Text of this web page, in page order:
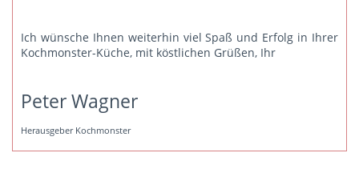
Ich wünsche Ihnen weiterhin viel Spaß und Erfolg in Ihrer
Kochmonster-Küche, mit köstlichen Grüßen, Ihr
Peter Wagner
Herausgeber Kochmonster